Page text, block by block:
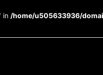
in /home/u505633936/